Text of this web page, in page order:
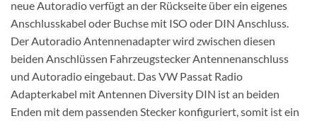
neue Autoradio verfügt an der Rückseite über ein eigenes
Anschlusskabel oder Buchse mit ISO oder DIN Anschluss.
Der Autoradio Antennenadapter wird zwischen diesen
beiden Anschlüssen Fahrzeugstecker Antennenanschluss
und Autoradio eingebaut. Das VW Passat Radio
Adapterkabel mit Antennen Diversity DIN ist an beiden
Enden mit dem passenden Stecker konfiguriert, somit ist ein